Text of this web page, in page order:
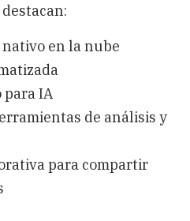
nativo en la nube
para IA
de análisis y
para compartir